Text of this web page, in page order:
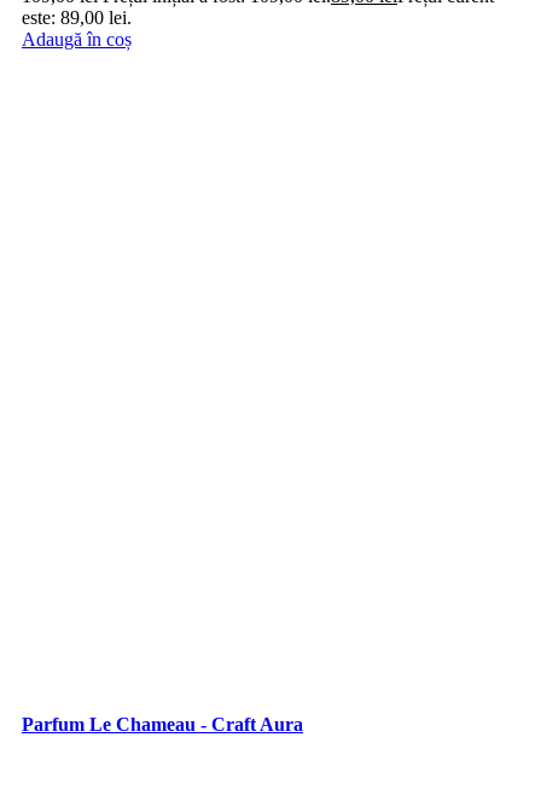
este: 89,00 lei.
Adaugă în coș
Parfum Le Chameau - Craft Aura